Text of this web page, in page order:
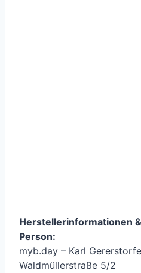
Herstellerinformationen &
Person:
myb.day – Karl
Waldmüllerstraße 5/2